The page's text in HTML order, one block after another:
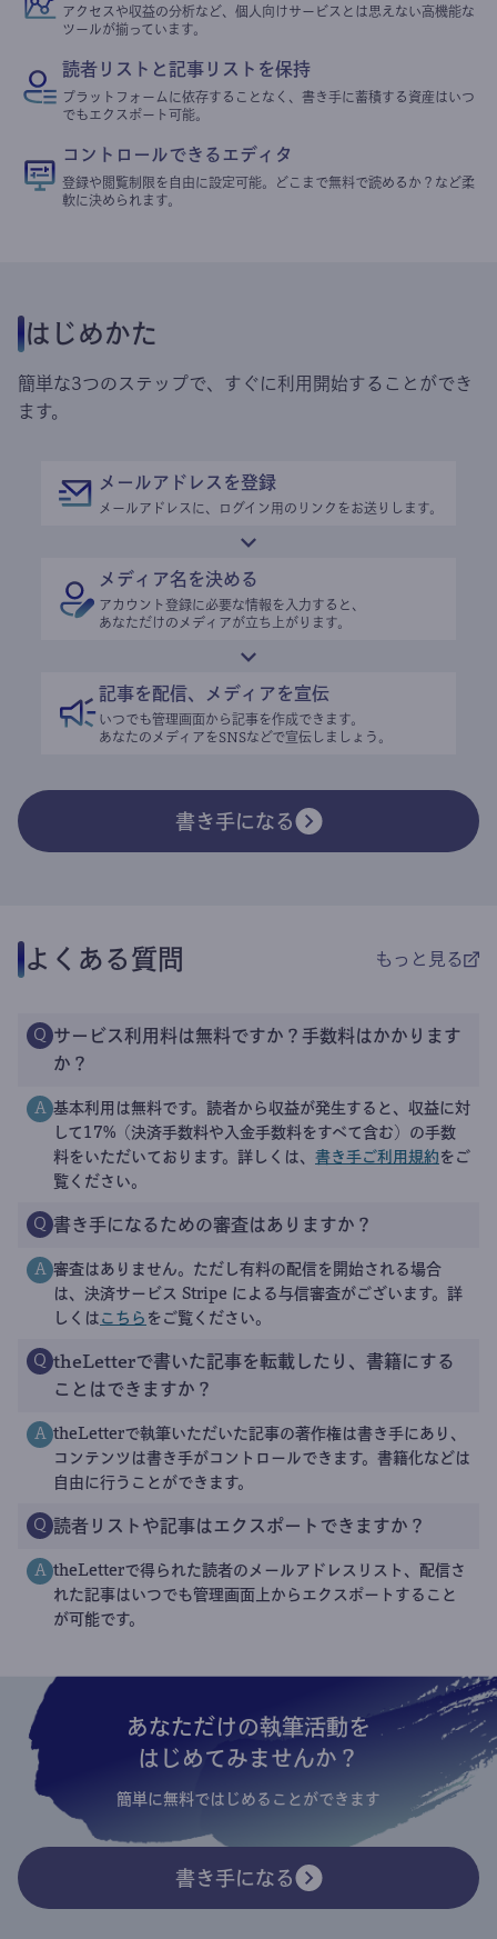
アクセスや収益の分析など、個人向けサービスとは思えない高機能な
ツールが揃っています。
読者リストと記事リストを保持
プラットフォームに依存することなく、書き手に蓄積する資産はいつ
でもエクスポート可能。
コントロールできるエディタ
登録や閲覧制限を自由に設定可能。どこまで無料で読めるか？など柔
軟に決められます。
はじめかた
簡単な3つのステップで、すぐに利用開始することができ
ます。
メールアドレスを登録
メールアドレスに、ログイン用のリンクをお送りします。
メディア名を決める
アカウント登録に必要な情報を入力すると、
あなただけのメディアが立ち上がります。
記事を配信、メディアを宣伝
いつでも管理画面から記事を作成できます。
あなたのメディアをSNSなどで宣伝しましょう。
書き手になる
よくある質問 もっと見る
Q サービス利用料は無料ですか？手数料はかかります
か？
A 基本利用は無料です。読者から収益が発生すると、収益に対
して17%（決済手数料や入金手数料をすべて含む）の手数
料をいただいております。詳しくは、 書き手ご利用規約 をご
覧ください。
Q 書き手になるための審査はありますか？
A 審査はありません。ただし有料の配信を開始される場合
は、決済サービス Stripe による与信審査がございます。詳
しくは こちら をご覧ください。
Q theLetterで書いた記事を転載したり、書籍にする
ことはできますか？
A theLetterで執筆いただいた記事の著作権は書き手にあり、
コンテンツは書き手がコントロールできます。書籍化などは
自由に行うことができます。
Q 読者リストや記事はエクスポートできますか？
A theLetterで得られた読者のメールアドレスリスト、配信さ
れた記事はいつでも管理画面上からエクスポートすること
が可能です。
あなただけの執筆活動を
はじめてみませんか？
簡単に無料ではじめることができます
書き手になる